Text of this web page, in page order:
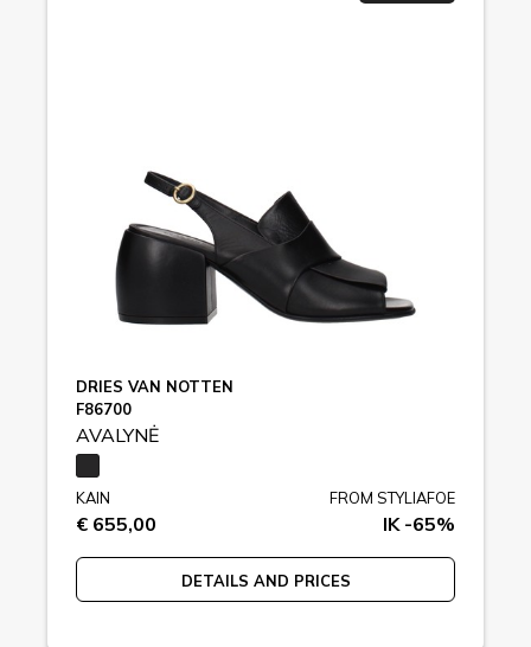
DRIES VAN NOTTEN
F86700
AVALYNĖ
KAIN
€ 655,00
FROM STYLIAFOE
IK -65%
DETAILS AND PRICES